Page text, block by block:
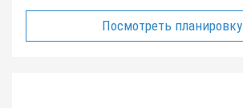
Посмотреть планировку